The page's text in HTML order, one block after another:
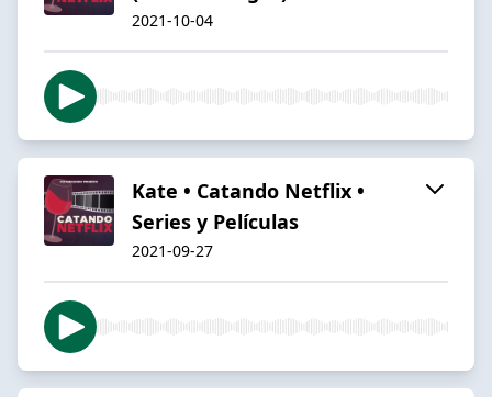
2021-10-04
Kate • Catando Netflix •
Series y Películas
2021-09-27